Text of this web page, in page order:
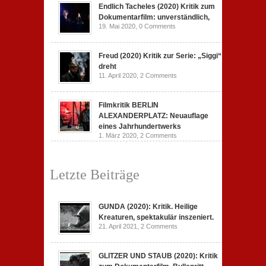
Endlich Tacheles (2020) Kritik zum
Dokumentarfilm: unverständlich,
19. Mai 2020, 0 Comments
Freud (2020) Kritik zur Serie: „Siggi“
dreht
11. April 2020, 2 Comments
Filmkritik BERLIN
ALEXANDERPLATZ: Neuauflage
eines Jahrhundertwerks
1. März 2020, 2 Comments
Letzte Beiträge
GUNDA (2020): Kritik. Heilige
Kreaturen, spektakulär inszeniert.
21. April 2021, 2 Comments
GLITZER UND STAUB (2020): Kritik